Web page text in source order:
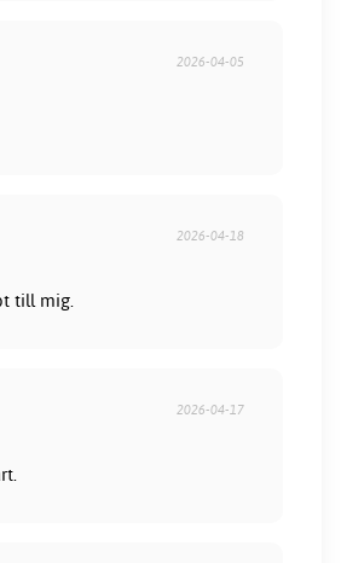
2026-04-05
2026-04-18
till mig.
2026-04-17